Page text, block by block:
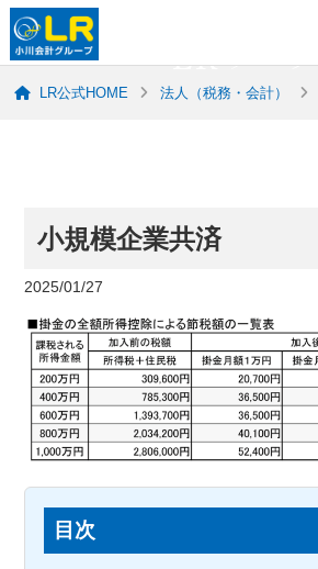
LR-ブロ
LR公式HOME 法人（税務・会計）
小規模企業共済
2025/01/27
目次